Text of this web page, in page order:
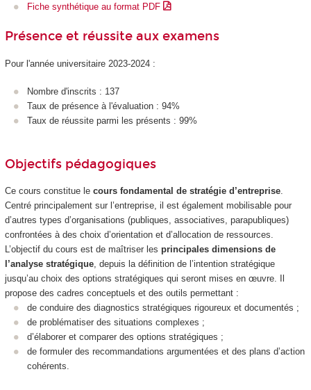
Fiche synthétique au format PDF
Présence et réussite aux examens
Pour l'année universitaire 2023-2024 :
Nombre d'inscrits : 137
Taux de présence à l'évaluation : 94%
Taux de réussite parmi les présents : 99%
Objectifs pédagogiques
Ce cours constitue le cours fondamental de stratégie d’entreprise.
Centré principalement sur l’entreprise, il est également mobilisable pour
d’autres types d’organisations (publiques, associatives, parapubliques)
confrontées à des choix d’orientation et d’allocation de ressources.
L’objectif du cours est de maîtriser les principales dimensions de
l’analyse stratégique, depuis la définition de l’intention stratégique
jusqu’au choix des options stratégiques qui seront mises en œuvre. Il
propose des cadres conceptuels et des outils permettant :
de conduire des diagnostics stratégiques rigoureux et documentés ;
de problématiser des situations complexes ;
d’élaborer et comparer des options stratégiques ;
de formuler des recommandations argumentées et des plans d’action
cohérents.